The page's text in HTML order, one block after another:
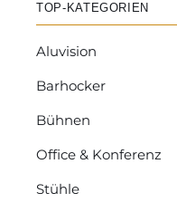
TOP-KATEGORIEN
Aluvision
Barhocker
Bühnen
Office & Konferenz
Stühle